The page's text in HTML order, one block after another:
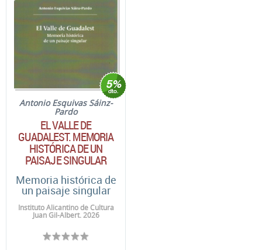
Antonio Esquivas Sáinz-
Pardo
EL VALLE DE
GUADALEST. MEMORIA
HISTÓRICA DE UN
PAISAJE SINGULAR
Memoria histórica de
un paisaje singular
Instituto Alicantino de Cultura
Juan Gil-Albert. 2026